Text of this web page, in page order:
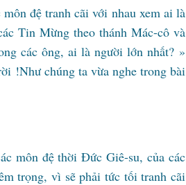
đệ tranh cãi với nhau xem ai là
Tin Mừng theo thánh Mác-cô và
các ông, ai là người lớn nhất? »
!Như chúng ta vừa nghe trong bài
môn đệ thời Đức Giê-su, của các
trọng, vì sẽ phải tức tối tranh cãi